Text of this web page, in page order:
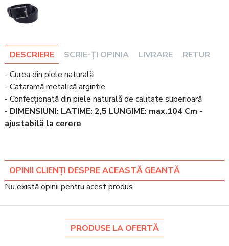
DESCRIERE SCRIE-ȚI OPINIA LIVRARE
RETUR
- Curea din piele naturală
- Cataramă metalică argintie
- Confecționată din piele naturală de calitate superioară
- DIMENSIUNI: LATIME: 2,5 LUNGIME: max.104 Cm -
ajustabilă la cerere
OPINII CLIENȚI DESPRE ACEASTĂ GEANTĂ
Nu există opinii pentru acest produs.
PRODUSE LA OFERTĂ